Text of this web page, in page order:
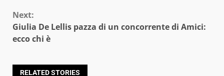
Next:
Giulia De Lellis pazza di un concorrente di Amici:
ecco chi è
RELATED STORIES